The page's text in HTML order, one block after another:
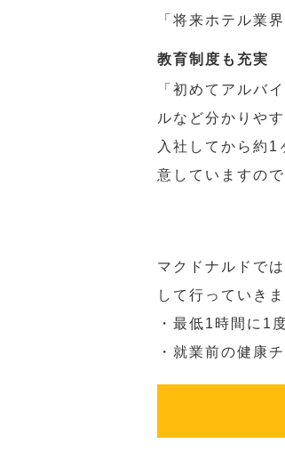
「将来ホテル業
教育制度も充実
「初めてアルバ
ルなど分かりや
入社してから約1
意していますの
マクドナルドで
して行っていきま
・最低1時間に1
・就業前の健康